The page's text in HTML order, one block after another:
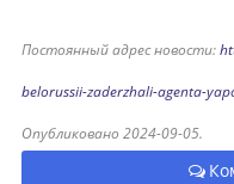
Постоянный адрес новости:
belorussii-zaderzhali-agenta-
Опубликовано 2024-09-05.